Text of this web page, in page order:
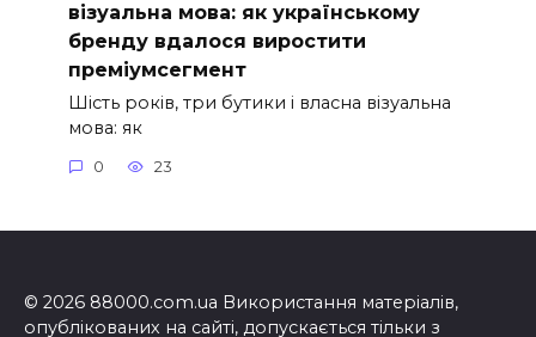
візуальна мова: як українському
бренду вдалося виростити
преміумсегмент
Шість років, три бутики і власна візуальна
мова: як
0 23
© 2026 88000.com.ua Використання матеріалів,
опублікованих на сайті, допускається тільки з